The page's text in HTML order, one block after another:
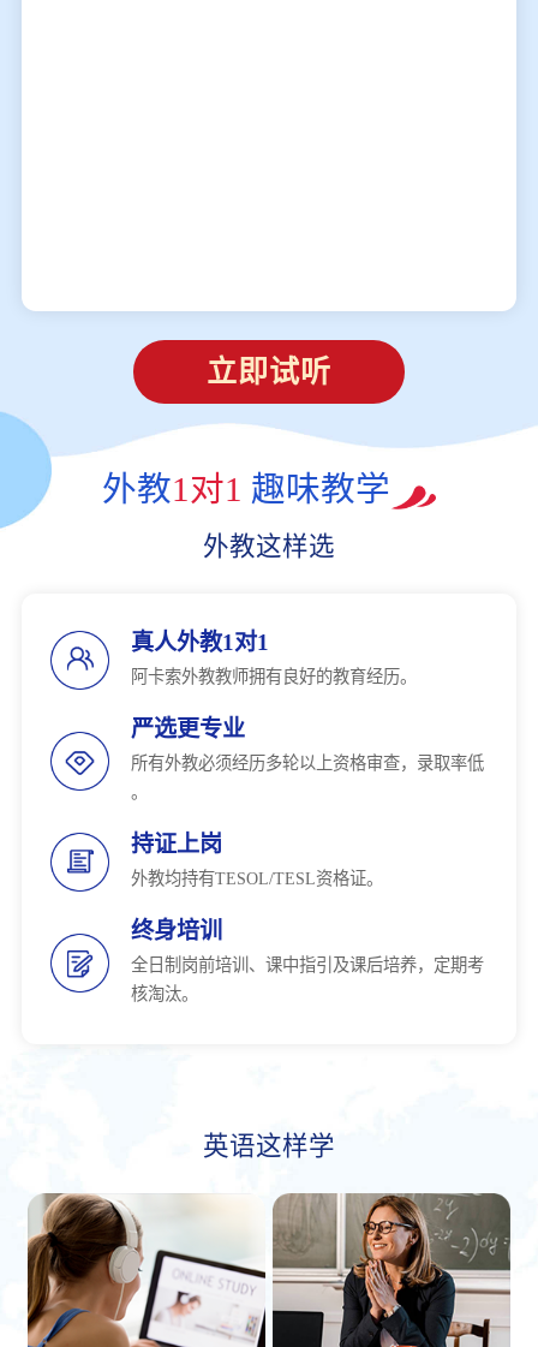
立即试听
外教1对1 趣味教学
外教这样选
真人外教1对1
阿卡索外教教师拥有良好的教育经历。
严选更专业
所有外教必须经历多轮以上资格审查，录取率低
。
持证上岗
外教均持有TESOL/TESL资格证。
终身培训
全日制岗前培训、课中指引及课后培养，定期考
核淘汰。
英语这样学